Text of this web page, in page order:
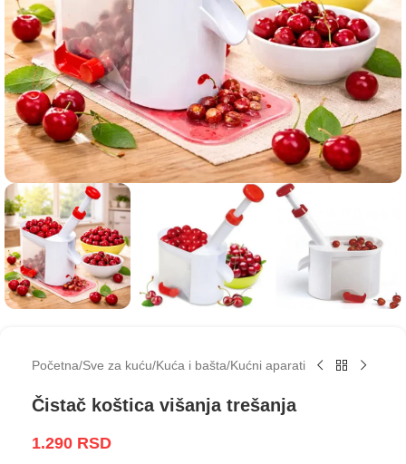
Početna/Sve za kuću/Kuća i bašta/Kućni aparati
Čistač koštica višanja trešanja
1.290 RSD